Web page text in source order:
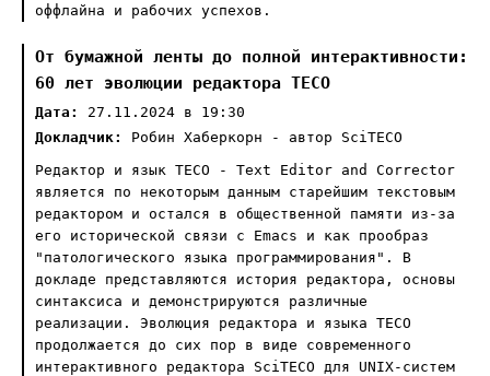
оффлайна и рабочих успехов.
От бумажной ленты до полной интерактивности:
60 лет эволюции редактора TECO
Дата:
27.11.2024 в 19:30
Докладчик:
Робин Хаберкорн - автор SciTECO
Редактор и язык TECO - Text Editor and Corrector
является по некоторым данным старейшим текстовым
редактором и остался в общественной памяти из-за
его исторической связи с Emacs и как прообраз
"патологического языка программирования". В
докладе представляются история редактора, основы
синтаксиса и демонстрируются различные
реализации. Эволюция редактора и языка TECO
продолжается до сих пор в виде современного
интерактивного редактора SciTECO для UNIX-систем